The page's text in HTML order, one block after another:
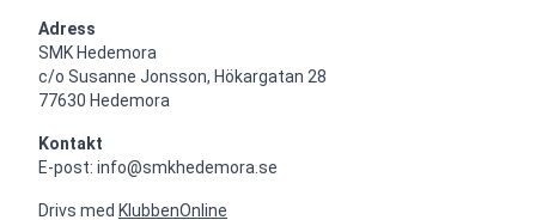
Adress
SMK Hedemora
c/o Susanne Jonsson, Hökargatan 28
77630 Hedemora
Kontakt
E-post: info@smkhedemora.se
Drivs med KlubbenOnline